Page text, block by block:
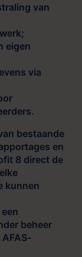
van
eigen
via
bestaande
en
8 direct de
kunnen
beheer